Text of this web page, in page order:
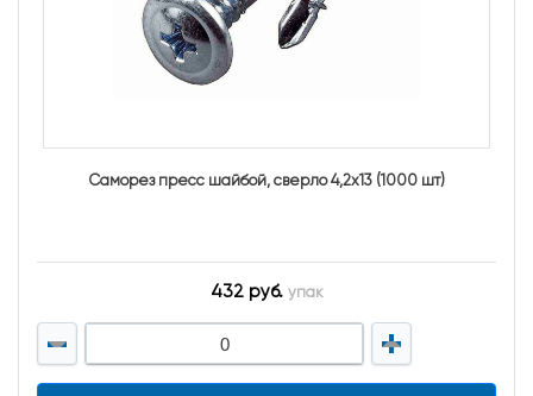
Саморез пресс шайбой, сверло 4,2х13 (1000 шт)
432 руб. упак